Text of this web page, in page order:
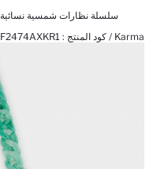
سلسلة نظارات شمسية نسائية
Karma / كود المنتج :
F2474AXKR1